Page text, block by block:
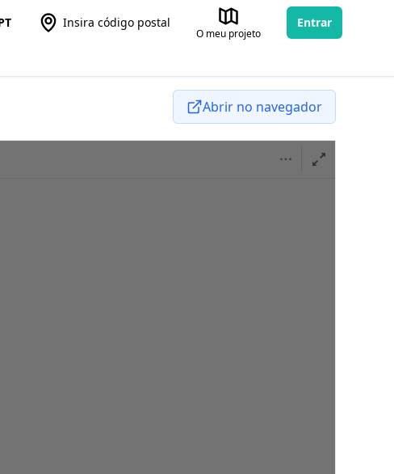
Insira código postal
O meu projeto
Entrar
Abrir no navegador